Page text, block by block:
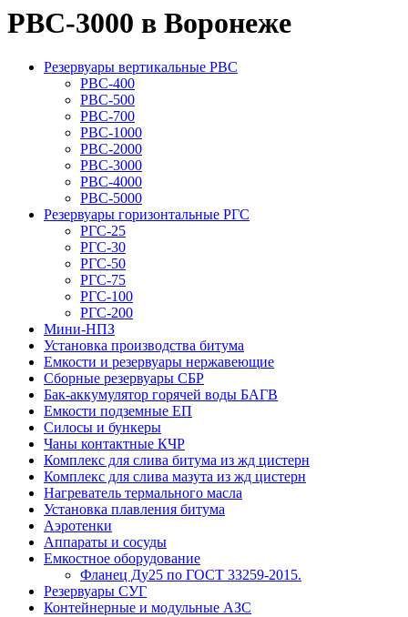
РВС-3000 в Воронеже
Резервуары вертикальные РВС
РВС-400
РВС-500
РВС-700
РВС-1000
РВС-2000
РВС-3000
РВС-4000
РВС-5000
Резервуары горизонтальные РГС
РГС-25
РГС-30
РГС-50
РГС-75
РГС-100
РГС-200
Мини-НПЗ
Установка производства битума
Емкости и резервуары нержавеющие
Сборные резервуары СБР
Бак-аккумулятор горячей воды БАГВ
Емкости подземные ЕП
Силосы и бункеры
Чаны контактные КЧР
Комплекс для слива битума из жд цистерн
Комплекс для слива мазута из жд цистерн
Нагреватель термального масла
Установка плавления битума
Аэротенки
Аппараты и сосуды
Емкостное оборудование
Фланец Ду25 по ГОСТ 33259-2015.
Резервуары СУГ
Контейнерные и модульные АЗС